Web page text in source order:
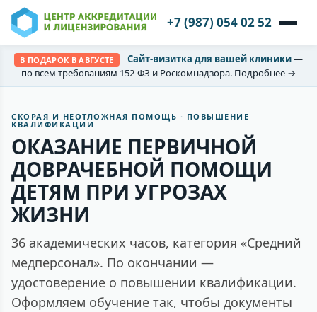
+7 (987) 054 02 52
В ПОДАРОК В АВГУСТЕ Сайт-визитка для вашей клиники—
по всем требованиям 152-ФЗ и Роскомнадзора. Подробнее →
СКОРАЯ И НЕОТЛОЖНАЯ ПОМОЩЬ · ПОВЫШЕНИЕ
КВАЛИФИКАЦИИ
ОКАЗАНИЕ ПЕРВИЧНОЙ
ДОВРАЧЕБНОЙ ПОМОЩИ
ДЕТЯМ ПРИ УГРОЗАХ
ЖИЗНИ
36 академических часов, категория «Средний
медперсонал». По окончании —
удостоверение о повышении квалификации.
Оформляем обучение так, чтобы документы